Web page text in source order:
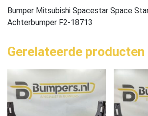
Bumper Mitsubishi Spacestar Space
Achterbumper F2-18713
Gerelateerde producten